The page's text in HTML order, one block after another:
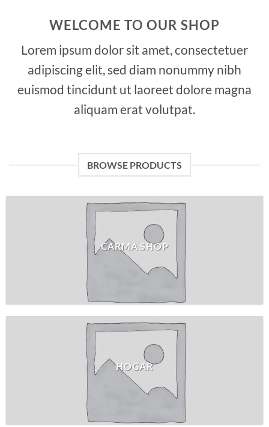
WELCOME TO OUR SHOP
Lorem ipsum dolor sit amet, consectetuer
adipiscing elit, sed diam nonummy nibh
euismod tincidunt ut laoreet dolore magna
aliquam erat volutpat.
BROWSE PRODUCTS
CARMA SHOP
HOGAR